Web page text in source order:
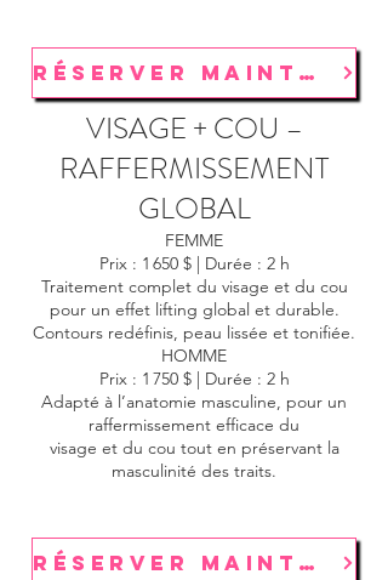
VISAGE + COU –
RAFFERMISSEMENT
GLOBAL
FEMME
Prix : 1 650 $ | Durée : 2 h
Traitement complet du visage et du cou
pour un effet lifting global et durable.
Contours redéfinis, peau lissée et tonifiée.
HOMME
Prix : 1 750 $ | Durée : 2 h
Adapté à l’anatomie masculine, pour un
raffermissement efficace du
visage et du cou tout en préservant la
masculinité des traits.
RÉSERVER MAINTENANT
RÉSERVER MAINTENANT